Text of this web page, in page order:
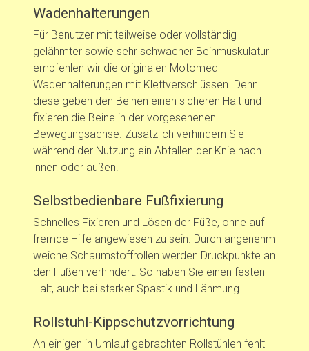
Wadenhalterungen
Für Benutzer mit teilweise oder vollständig
gelähmter sowie sehr schwacher Beinmuskulatur
empfehlen wir die originalen Motomed
Wadenhalterungen mit Klettverschlüssen. Denn
diese geben den Beinen einen sicheren Halt und
fixieren die Beine in der vorgesehenen
Bewegungsachse. Zusätzlich verhindern Sie
während der Nutzung ein Abfallen der Knie nach
innen oder außen.
Selbstbedienbare Fußfixierung
Schnelles Fixieren und Lösen der Füße, ohne auf
fremde Hilfe angewiesen zu sein. Durch angenehm
weiche Schaumstoffrollen werden Druckpunkte an
den Füßen verhindert. So haben Sie einen festen
Halt, auch bei starker Spastik und Lähmung.
Rollstuhl-Kippschutzvorrichtung
An einigen in Umlauf gebrachten Rollstühlen fehlt